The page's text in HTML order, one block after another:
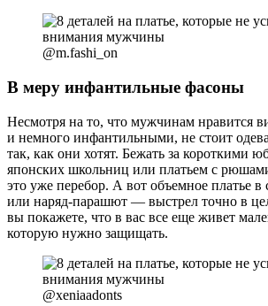
@m.fashi_on
В меру инфантильные фасоны
Несмотря на то, что мужчинам нравится
и немного инфантильными, не стоит
так, как они хотят. Бежать за короткими
японских школьниц или платьем с
это уже перебор. А вот объемное платье в
или наряд-парашют — выстрел точно в
вы покажете, что в вас все еще живет
которую нужно защищать.
@xeniaadonts